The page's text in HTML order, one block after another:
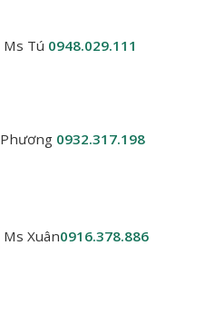
Ms Tú 0948.029.111
Phương 0932.317.198
Ms Xuân0916.378.886